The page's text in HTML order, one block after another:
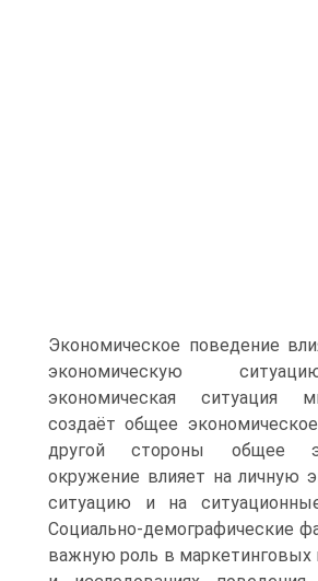
Экономическое поведение
экономическую
экономическая ситуация
создаёт общее
другой стороны общее
окружение влияет на личную
ситуацию и на ситуационные
Социально-демографические
важную роль в маркетинговых